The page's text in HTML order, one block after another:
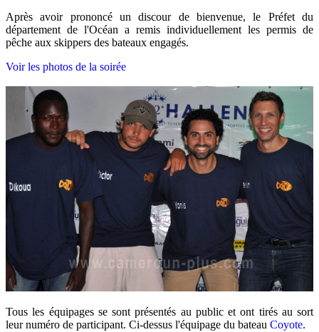
Après avoir prononcé un discour de bienvenue, le Préfet du
département de l'Océan a remis individuellement les permis de
pêche aux skippers des bateaux engagés.
Voir les photos de la soirée
Tous les équipages se sont présentés au public et ont tirés au sort
leur numéro de participant. Ci-dessus l'équipage du bateau Coyote.